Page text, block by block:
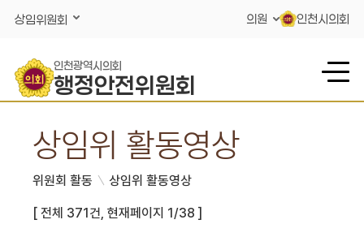
상임위원회 의원 인천시의회
인천광역시의회
행정안전위원회
상임위 활동영상
위원회 활동 상임위 활동영상
[ 전체 371건, 현재페이지 1/38 ]